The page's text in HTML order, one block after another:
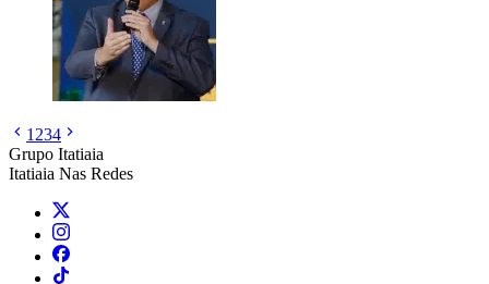
1 234
Grupo Itatiaia
Itatiaia Nas Redes